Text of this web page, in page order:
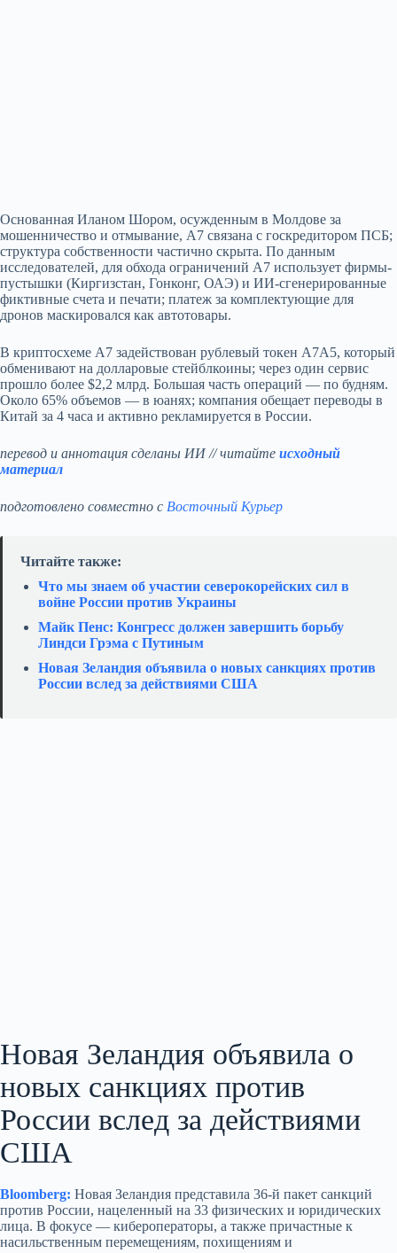
Основанная Иланом Шором, осужденным в Молдове за
мошенничество и отмывание, A7 связана с госкредитором ПСБ;
структура собственности частично скрыта. По данным
исследователей, для обхода ограничений A7 использует фирмы-
пустышки (Киргизстан, Гонконг, ОАЭ) и ИИ‑сгенерированные
фиктивные счета и печати; платеж за комплектующие для
дронов маскировался как автотовары.
В криптосхеме A7 задействован рублевый токен A7A5, который
обменивают на долларовые стейблкоины; через один сервис
прошло более $2,2 млрд. Большая часть операций — по будням.
Около 65% объемов — в юанях; компания обещает переводы в
Китай за 4 часа и активно рекламируется в России.
перевод и аннотация сделаны ИИ // читайте исходный
материал
подготовлено совместно с Восточный Курьер
Читайте также:
Что мы знаем об участии северокорейских сил в
войне России против Украины
Майк Пенс: Конгресс должен завершить борьбу
Линдси Грэма с Путиным
Новая Зеландия объявила о новых санкциях против
России вслед за действиями США
Новая Зеландия объявила о
новых санкциях против
России вслед за действиями
США
Bloomberg: Новая Зеландия представила 36-й пакет санкций
против России, нацеленный на 33 физических и юридических
лица. В фокусе — кибероператоры, а также причастные к
насильственным перемещениям, похищениям и